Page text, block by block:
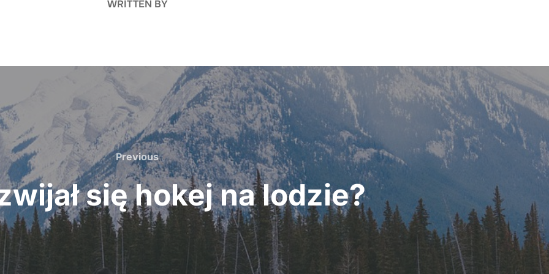
WRITTEN BY
Previous
Previous
się hokej na lodzie?